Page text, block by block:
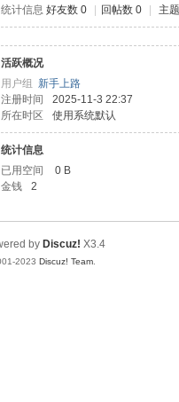
统计信息 好友数 0 回帖数 0 主
活跃概况
用户组 新手上路
注册时间
2025-11-3 22:37
所在时区
使用系统默认
统计信息
已用空间
0 B
金钱
2
by Discuz! X3.4
2023 Discuz! Team